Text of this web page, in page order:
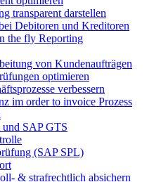
transparent darstellen
Debitoren und Kreditoren
the fly Reporting
von Kundenaufträgen
optimieren
verbessern
im order to invoice Prozess
SAP GTS
(SAP SPL)
& strafrechtlich absichern